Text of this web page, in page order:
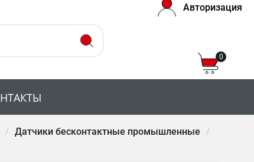
Авторизация
0
Датчики бесконтактные промышленные